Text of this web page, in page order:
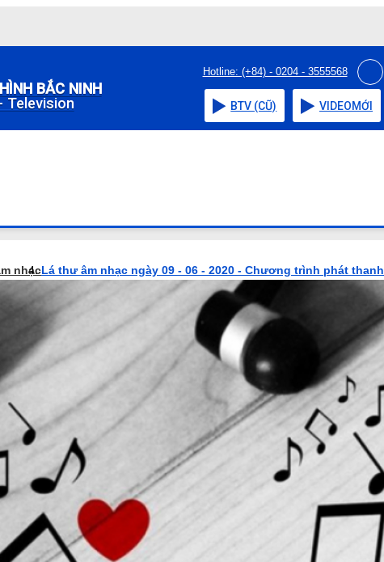
BẮC NINH
Television
Hotline: (+84) - 0204 - 3555568
BTV (CŨ) VIDEOMỚI
nhạcLá thư âm nhạc ngày 09 - 06 - 2020 - Chương trình phát thanh